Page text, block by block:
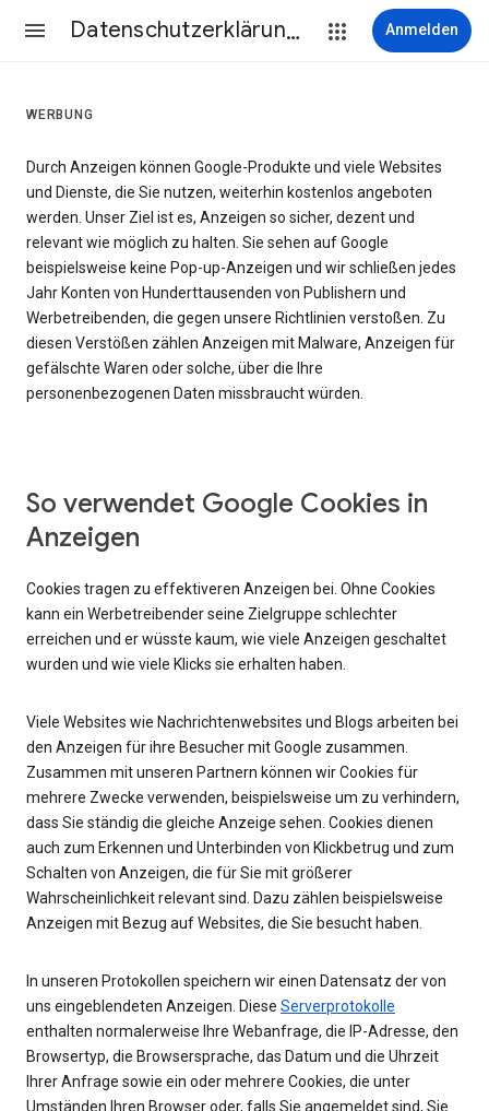
Datenschutzerklärung & Nutzungsbedingungen Anmelden
WERBUNG
Durch Anzeigen können Google-Produkte und viele Websites
und Dienste, die Sie nutzen, weiterhin kostenlos angeboten
werden. Unser Ziel ist es, Anzeigen so sicher, dezent und
relevant wie möglich zu halten. Sie sehen auf Google
beispielsweise keine Pop-up-Anzeigen und wir schließen jedes
Jahr Konten von Hunderttausenden von Publishern und
Werbetreibenden, die gegen unsere Richtlinien verstoßen. Zu
diesen Verstößen zählen Anzeigen mit Malware, Anzeigen für
gefälschte Waren oder solche, über die Ihre
personenbezogenen Daten missbraucht würden.
So verwendet Google Cookies in
Anzeigen
Cookies tragen zu effektiveren Anzeigen bei. Ohne Cookies
kann ein Werbetreibender seine Zielgruppe schlechter
erreichen und er wüsste kaum, wie viele Anzeigen geschaltet
wurden und wie viele Klicks sie erhalten haben.
Viele Websites wie Nachrichtenwebsites und Blogs arbeiten bei
den Anzeigen für ihre Besucher mit Google zusammen.
Zusammen mit unseren Partnern können wir Cookies für
mehrere Zwecke verwenden, beispielsweise um zu verhindern,
dass Sie ständig die gleiche Anzeige sehen. Cookies dienen
auch zum Erkennen und Unterbinden von Klickbetrug und zum
Schalten von Anzeigen, die für Sie mit größerer
Wahrscheinlichkeit relevant sind. Dazu zählen beispielsweise
Anzeigen mit Bezug auf Websites, die Sie besucht haben.
In unseren Protokollen speichern wir einen Datensatz der von
uns eingeblendeten Anzeigen. Diese Serverprotokolle
enthalten normalerweise Ihre Webanfrage, die IP-Adresse, den
Browsertyp, die Browsersprache, das Datum und die Uhrzeit
Ihrer Anfrage sowie ein oder mehrere Cookies, die unter
Umständen Ihren Browser oder, falls Sie angemeldet sind, Sie